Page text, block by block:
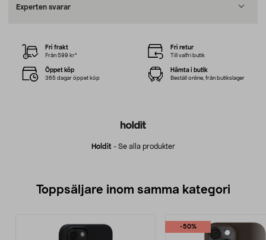
Experten svarar
Holdit - Se alla produkter
Fri frakt
Från 599 kr*
Fri retur
Till valfri butik
Öppet köp
365 dagar öppet köp
Hämta i butik
Beställ online, från butikslager
Toppsäljare inom samma kategori
-50%